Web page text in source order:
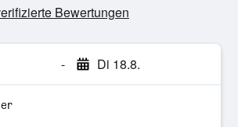
Bewertungen
- Di 18.8.